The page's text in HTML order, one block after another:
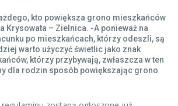
kto powiększa grono mieszkańców
Krysowata – Zielnica. -A ponieważ na
po mieszkańcach, którzy odeszli, są
warto użyczyć świetlic jako znak
którzy przybywają, zwłaszcza w ten
dla rodzin sposób powiększając grono